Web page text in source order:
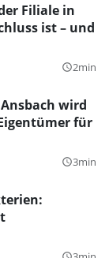
Filiale in
ist – und
query_builder2min
wird
für
query_builder3min